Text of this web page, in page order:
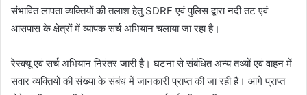
संभावित लापता व्यक्तियों की तलाश हेतु SDRF एवं पुलिस द्वारा नदी तट एवं
आसपास के क्षेत्रों में व्यापक सर्च अभियान चलाया जा रहा है।
रेस्क्यू एवं सर्च अभियान निरंतर जारी है। घटना से संबंधित अन्य तथ्यों एवं वाहन में
सवार व्यक्तियों की संख्या के संबंध में जानकारी प्राप्त की जा रही है। आगे प्राप्त